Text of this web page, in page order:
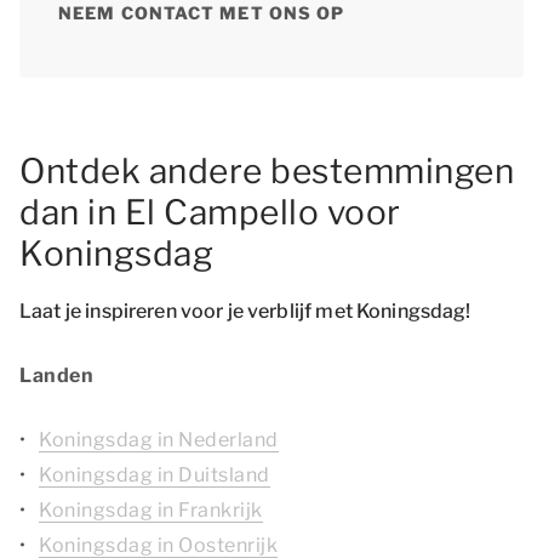
NEEM CONTACT MET ONS OP
Ontdek andere bestemmingen
dan in El Campello voor
Koningsdag
Laat je inspireren voor je verblijf met Koningsdag!
Landen
Koningsdag in Nederland
Koningsdag in Duitsland
Koningsdag in Frankrijk
Koningsdag in Oostenrijk